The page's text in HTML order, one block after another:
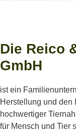
Die Reico
GmbH
ist ein
Herstellung und den
hochwertiger
für Mensch und Tier